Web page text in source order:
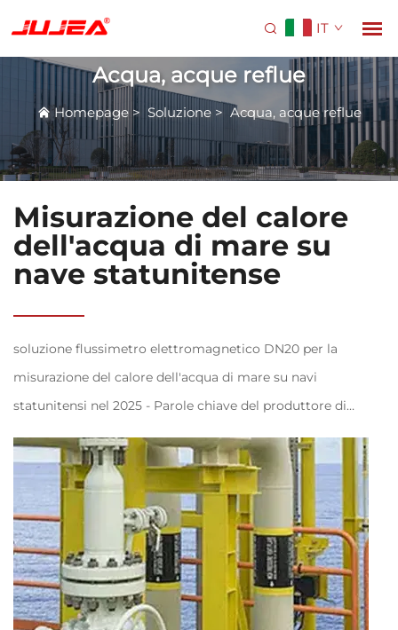
IT
Acqua, acque reflue
Homepage> Soluzione> Acqua, acque reflue
Misurazione del calore
dell'acqua di mare su
nave statunitense
soluzione flussimetro elettromagnetico DN20 per la
misurazione del calore dell'acqua di mare su navi
statunitensi nel 2025 - Parole chiave del produttore di
flussimetri: flussimetro elettromagnetico per navi
statunitensi, flussimetro resistente alla corrosione da acqua
di mare Jujea, flussimetro elettromagnetico DN20,
flussimetro elettromagnetico con rivestimento PTEF...